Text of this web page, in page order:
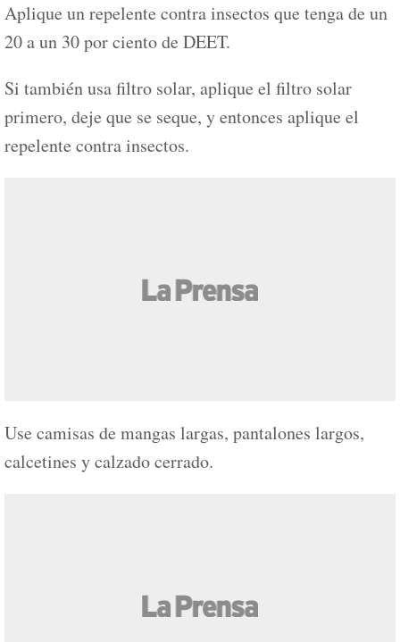
Aplique un repelente contra insectos que tenga de un
20 a un 30 por ciento de DEET.
Si también usa filtro solar, aplique el filtro solar
primero, deje que se seque, y entonces aplique el
repelente contra insectos.
Use camisas de mangas largas, pantalones largos,
calcetines y calzado cerrado.